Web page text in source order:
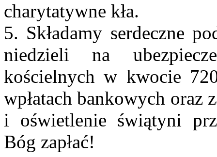
charytatywne kła.
5. Składamy serdeczne
niedzieli na
kościelnych w kwocie
wpłatach bankowych oraz
i oświetlenie świątyni
Bóg zapłać!